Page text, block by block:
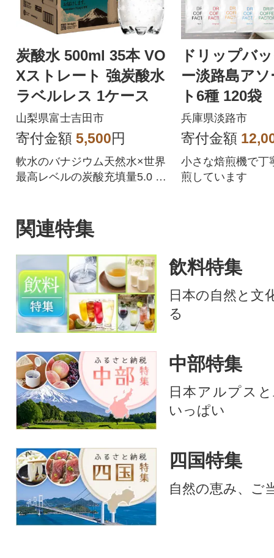
炭酸水 500ml 35本 VO
Xストレート 強炭酸水
ラベルレス 1ケース
山梨県富士吉田市
寄付金額 5,500円
軟水のバナジウム天然水×世界
最高レベルの炭酸充填量5.0 無
ドリップバ
ー淡路島ア
ト6種 120
べ ドリッ
at14601
兵庫県淡路市
寄付金額
小さな焙煎機で丁
煎しています
関連特集
飲料特集
日本の自然と文
る
中部特集
日本アルプス
いっぱい
四国特集
自然の恵み、ご